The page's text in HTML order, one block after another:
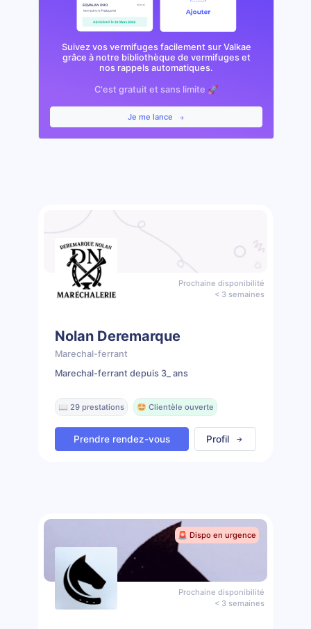
Suivez vos vermifuges facilement sur Valkae
grâce à notre bibliothèque de vermifuges et
nos rappels automatiques.
C'est gratuit et sans limite 🚀
Je me lance
Prochaine disponibilité
< 3 semaines
Nolan Deremarque
Marechal-ferrant
Marechal-ferrant depuis 3_ ans
📖 29 prestations 🤩 Clientèle ouverte
Prendre rendez-vous Profil
🚨 Dispo en urgence
Prochaine disponibilité
< 3 semaines